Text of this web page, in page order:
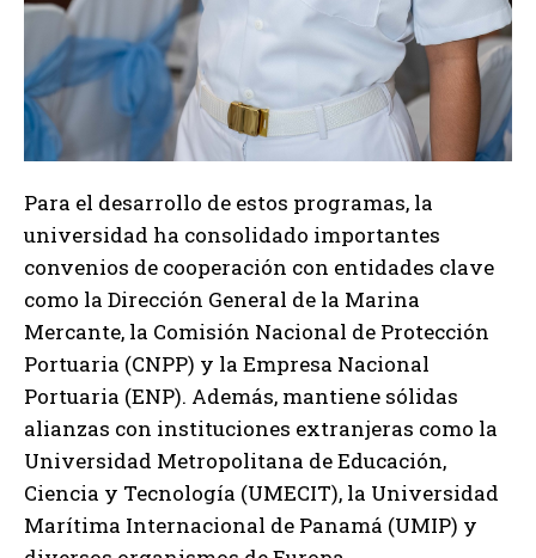
Para el desarrollo de estos programas, la
universidad ha consolidado importantes
convenios de cooperación con entidades clave
como la Dirección General de la Marina
Mercante, la Comisión Nacional de Protección
Portuaria (CNPP) y la Empresa Nacional
Portuaria (ENP). Además, mantiene sólidas
alianzas con instituciones extranjeras como la
Universidad Metropolitana de Educación,
Ciencia y Tecnología (UMECIT), la Universidad
Marítima Internacional de Panamá (UMIP) y